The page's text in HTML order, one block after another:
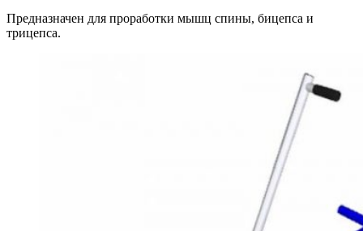
Предназначен для проработки мышц спины, бицепса и
трицепса.